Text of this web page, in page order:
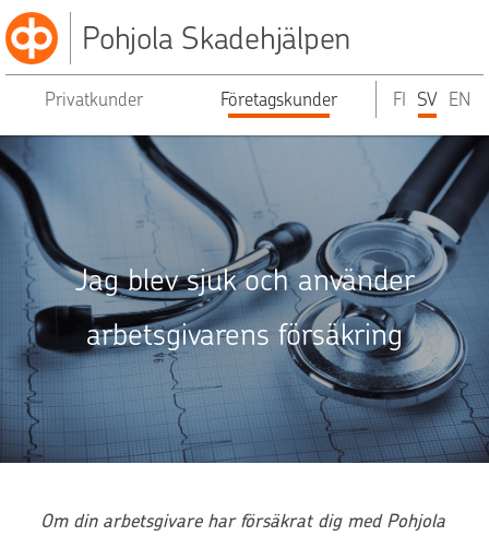
Pohjola Skadehjälpen
Privatkunder Företagskunder FI SV EN
Jag blev sjuk och använder
arbetsgivarens försäkring
Om din arbetsgivare har försäkrat dig med Pohjola